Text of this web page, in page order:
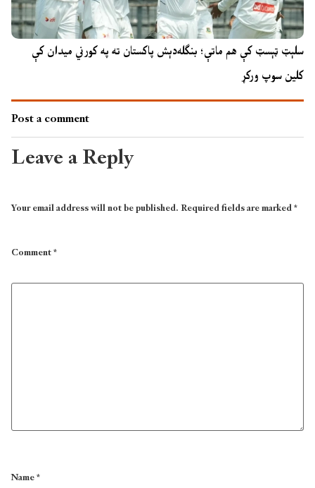
سلېټ ټېسټ کې هم ماتې؛ بنګله‌دېش پاکستان ته په کورني میدان کې
کلین سوپ ورکړ
Post a comment
Leave a Reply
Your email address will not be published.Required fields are marked*
Comment*
Name*